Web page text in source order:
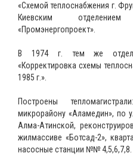
«Схемой теплоснабжения г.
Киевским
«Промэнергопроект».
В 1974 г. тем же
«Корректировка схемы
1985 г.».
Построены
микрорайону «Аламедин», по
Алма-Атинской,
жилмассиве «Ботсад-2»,
насосные станции №№ 4,5,6,7,8.